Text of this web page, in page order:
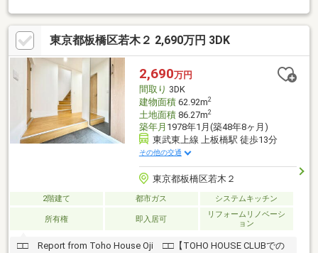
家族みんなでくつろげますお問合せの際は【スーモ】を見てとお
伝え頂くとスムーズです。事前見学予約、また当日見学希望など
もお気軽にお問い合わせ下さい。（平日土日祝祭日いつでも）即
日のご案内可能 【０１２０－５５３－３７０】川西まで！！創
業50年の実績と経験でお客様に喜んでいただけるように、お手伝
いさせていただきます。
東京都板橋区若木２ 2,690万円 3DK
2,690万円
間取り 3DK
建物面積62.92m2
土地面積86.27m2
築年月 1978年1月(築48年8ヶ月)
東武東上線 上板橋駅 徒歩13分
その他の交通
東京都板橋区若木２
2階建て 都市ガス システムキッチン
所有権 即入居可
リフォームリノベーシ
ョン
□□ Report from Toho House Oji □□【TOHO HOUSE CLUBでの